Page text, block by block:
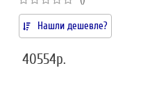
Нашли дешевле?
40554р.